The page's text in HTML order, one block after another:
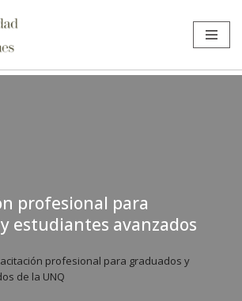
profesional para
estudiantes avanzados
profesional para graduados y
de la UNQ